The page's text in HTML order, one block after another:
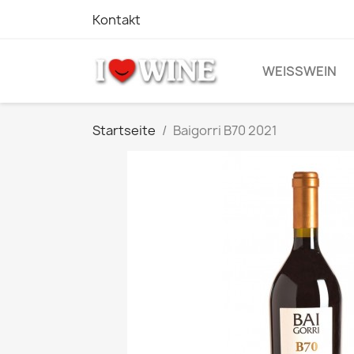
Kontakt
WEISSWEIN
Startseite Baigorri B70 2021